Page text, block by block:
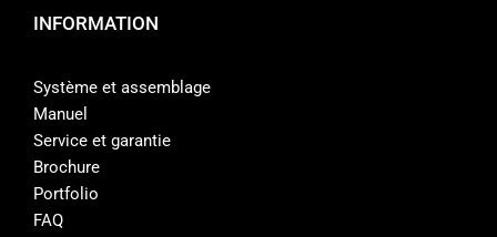
INFORMATION
Système et assemblage
Manuel
Service et garantie
Brochure
Portfolio
FAQ